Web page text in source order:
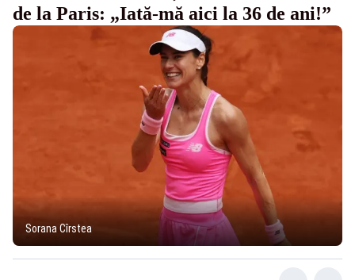
de la Paris: „Iată-mă aici la 36 de ani!”
Sorana Cîrstea